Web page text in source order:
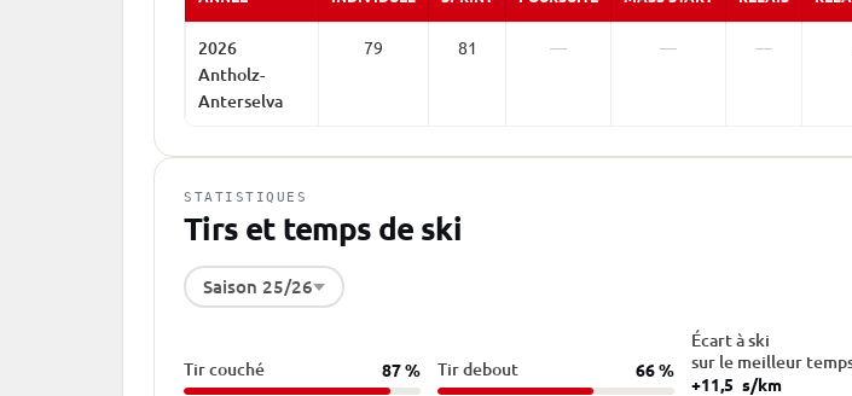
2026
Antholz-
Anterselva
79 81 — — —
STATISTIQUES
Tirs et temps de ski
Saison 25/26
Tir couché 87 % Tir debout 66 %
Écart à ski
sur le meilleur
+11,5 s/km